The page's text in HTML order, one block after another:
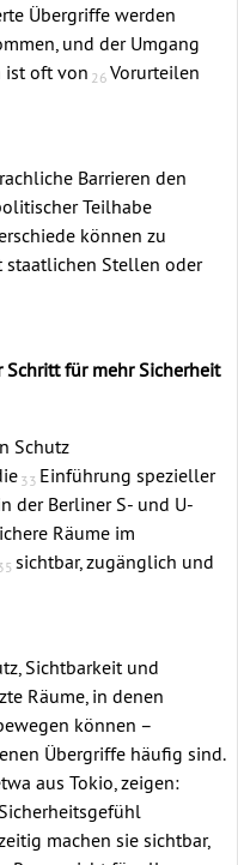
Übergriffe werden
und der Umgang
ist oft von
Vorurteilen
Barrieren den
Teilhabe
können zu
staatlichen Stellen oder
Schritt für mehr Sicherheit
Schutz
Einführung spezieller
der Berliner S- und U-
Räume im
sichtbar, zugänglich und
Sichtbarkeit und
Räume, in denen
können –
Übergriffe häufig sind.
aus Tokio, zeigen:
Sicherheitsgefühl
machen sie sichtbar,